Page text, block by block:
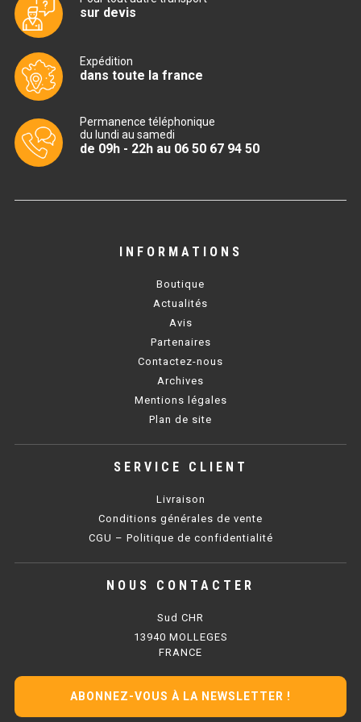
TABLE RÉFRIGÉRÉE
TABLE 600
TABLE 700 VITRÉE
TABLE CONGÉLATEUR
SOUBASSEMENT RÉFRIGÉRÉ
TABLE DE PRÉPARATION
SALADETTE COMPACTE
SALADETTE 800 VITRÉE
sur devis
Expédition
dans toute la france
Permanence téléphonique
du lundi au samedi
de 09h - 22h au 06 50 67 94 50
INFORMATIONS
Boutique
Actualités
Avis
Partenaires
Contactez-nous
Archives
Mentions légales
Plan de site
SERVICE CLIENT
Livraison
Conditions générales de vente
CGU – Politique de confidentialité
NOUS CONTACTER
Sud CHR
13940 MOLLEGES
FRANCE
ABONNEZ-VOUS À LA NEWSLETTER !